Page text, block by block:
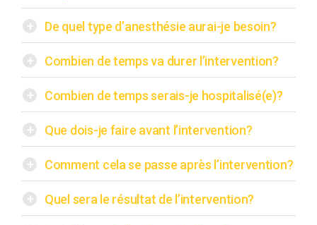
+ De quel type d’anesthésie aurai-je besoin?
+ Combien de temps va durer l’intervention?
+ Combien de temps serais-je hospitalisé(e)?
+ Que dois-je faire avant l’intervention?
+ Comment cela se passe après l’intervention?
+ Quel sera le résultat de l’intervention?